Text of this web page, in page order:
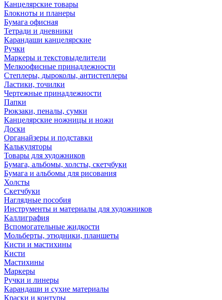
Канцелярские товары
Блокноты и планеры
Бумага офисная
Тетради и дневники
Карандаши канцелярские
Ручки
Маркеры и текстовыделители
Мелкоофисные принадлежности
Степлеры, дыроколы, антистеплеры
Ластики, точилки
Чертежные принадлежности
Папки
Рюкзаки, пеналы, сумки
Канцелярские ножницы и ножи
Доски
Органайзеры и подставки
Калькуляторы
Товары для художников
Бумага, альбомы, холсты, скетчбуки
Бумага и альбомы для рисования
Холсты
Скетчбуки
Наглядные пособия
Инструменты и материалы для художников
Каллиграфия
Вспомогательные жидкости
Мольберты, этюдники, планшеты
Кисти и мастихины
Кисти
Мастихины
Маркеры
Ручки и линеры
Карандаши и сухие материалы
Краски и контуры